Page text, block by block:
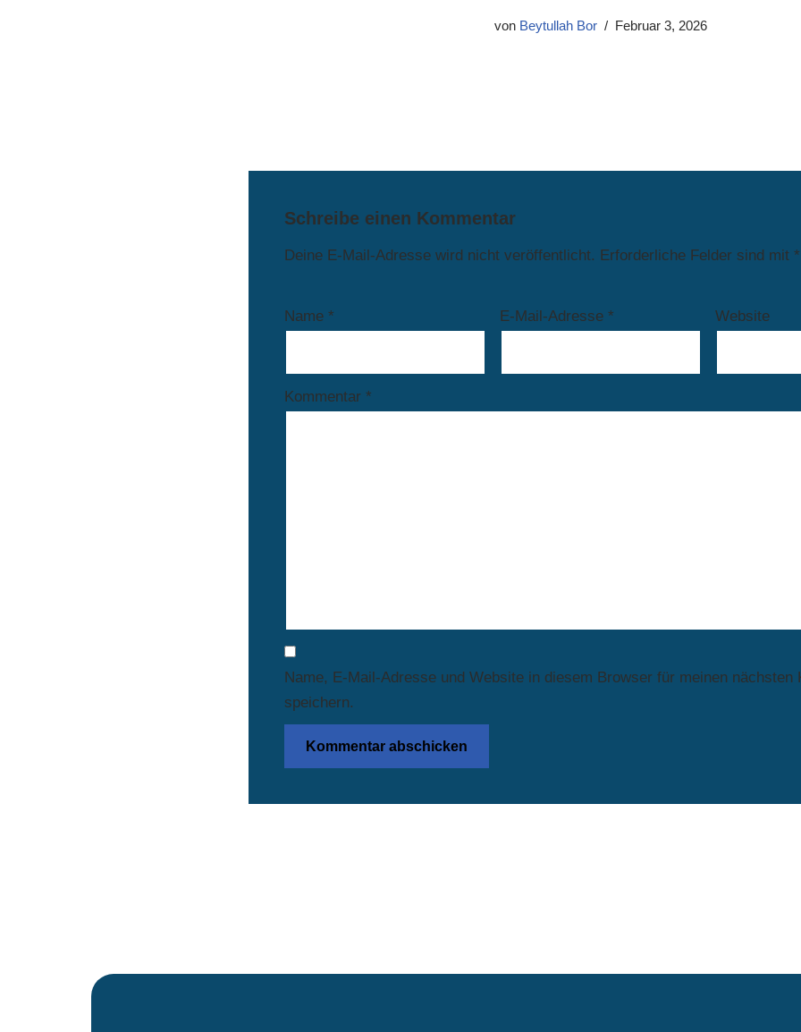
von Beytullah Bor Februar 3, 2026
Schreibe einen Kommentar
Deine E-Mail-Adresse wird nicht veröffentlicht. Erforderliche Felder sind mit *
Name * E-Mail-Adresse * Website
Kommentar *
Name, E-Mail-Adresse und Website in diesem Browser für meinen nächsten
speichern.